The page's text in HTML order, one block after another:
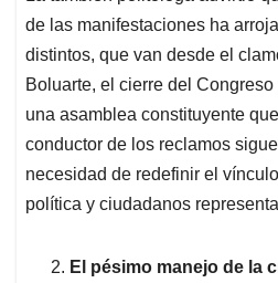
de las manifestaciones ha
distintos, que van desde el
Boluarte, el cierre del
una asamblea constituyente
conductor de los reclamos
necesidad de redefinir el
política y ciudadanos
El pésimo manejo de la